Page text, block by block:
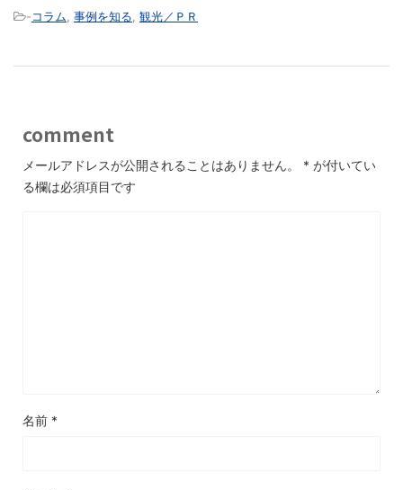
-コラム 事例を知る 観光／ＰＲ
comment
メールアドレスが公開されることはありません。 * が付いてい
る欄は必須項目です
名前 *